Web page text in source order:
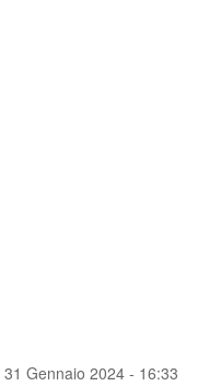
31 Gennaio 2024 - 16:33